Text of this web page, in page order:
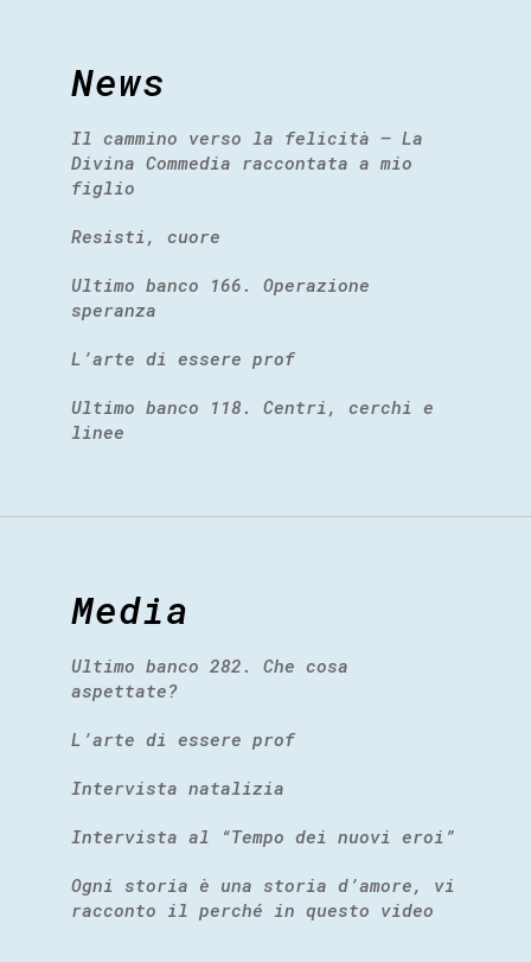
News
Il cammino verso la felicità – La
Divina Commedia raccontata a mio
figlio
Resisti, cuore
Ultimo banco 166. Operazione
speranza
L’arte di essere prof
Ultimo banco 118. Centri, cerchi e
linee
Media
Ultimo banco 282. Che cosa
aspettate?
L’arte di essere prof
Intervista natalizia
Intervista al “Tempo dei nuovi eroi”
Ogni storia è una storia d’amore, vi
racconto il perché in questo video